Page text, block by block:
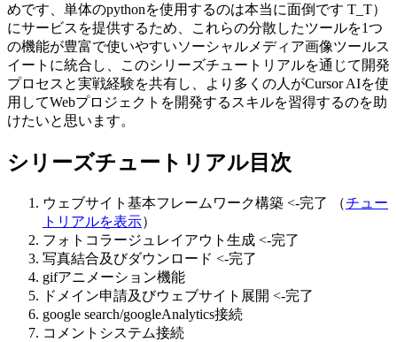
めです、単体のpythonを使用するのは本当に面倒です T_T）
にサービスを提供するため、これらの分散したツールを1つ
の機能が豊富で使いやすいソーシャルメディア画像ツールス
イートに統合し、このシリーズチュートリアルを通じて開発
プロセスと実戦経験を共有し、より多くの人がCursor AIを使
用してWebプロジェクトを開発するスキルを習得するのを助
けたいと思います。
シリーズチュートリアル目次
ウェブサイト基本フレームワーク構築 <-完了 （チュー
トリアルを表示）
フォトコラージュレイアウト生成 <-完了
写真結合及びダウンロード <-完了
gifアニメーション機能
ドメイン申請及びウェブサイト展開 <-完了
google search/googleAnalytics接続
コメントシステム接続